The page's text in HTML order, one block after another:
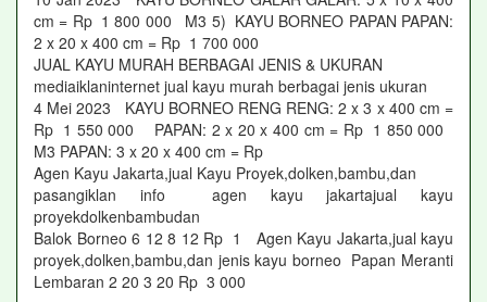
cm = Rp 1 800 000 M3 5) KAYU BORNEO PAPAN PAPAN:
2 x 20 x 400 cm = Rp 1 700 000
JUAL KAYU MURAH BERBAGAI JENIS & UKURAN
mediaiklaninternet jual kayu murah berbagai jenis ukuran
4 Mei 2023 KAYU BORNEO RENG RENG: 2 x 3 x 400 cm =
Rp 1 550 000 PAPAN: 2 x 20 x 400 cm = Rp 1 850 000
M3 PAPAN: 3 x 20 x 400 cm = Rp
Agen Kayu Jakarta,jual Kayu Proyek,dolken,bambu,dan
pasangiklan info agen kayu jakartajual kayu
proyekdolkenbambudan
Balok Borneo 6 12 8 12 Rp 1 Agen Kayu Jakarta,jual kayu
proyek,dolken,bambu,dan jenis kayu borneo Papan Meranti
Lembaran 2 20 3 20 Rp 3 000